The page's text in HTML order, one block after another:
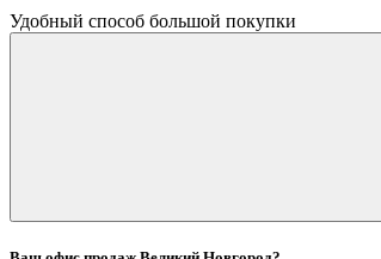
Удобный способ большой покупки